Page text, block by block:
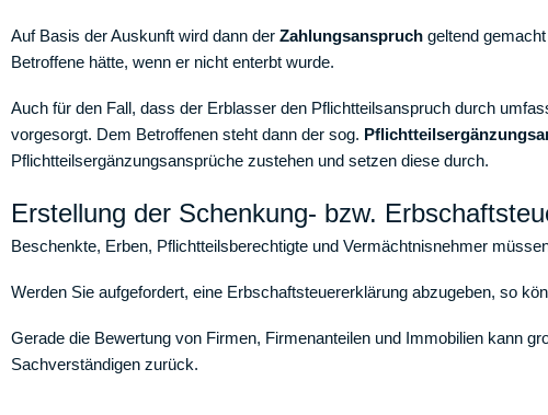
Auf Basis der Auskunft wird dann der Zahlungsanspruch geltend
Betroffene hätte, wenn er nicht enterbt wurde.
Auch für den Fall, dass der Erblasser den Pflichtteilsanspruch durch
vorgesorgt. Dem Betroffenen steht dann der sog.
Pflichtteilsergänzungsansprüche zustehen und setzen diese durch.
Erstellung der Schenkung- bzw.
Beschenkte, Erben, Pflichtteilsberechtigte und Vermächtnisnehmer
Werden Sie aufgefordert, eine Erbschaftsteuererklärung abzugeben, so
Gerade die Bewertung von Firmen, Firmenanteilen und Immobilien kann
Sachverständigen zurück.